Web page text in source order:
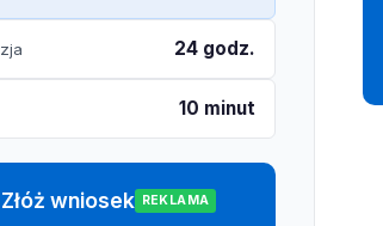
24 godz.
10 minut
Złóż wniosek REKLAMA